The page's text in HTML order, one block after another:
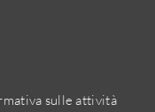
sulle attività